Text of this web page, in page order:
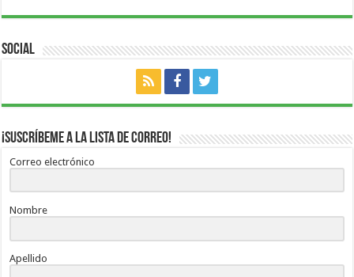
Social
¡Suscríbeme a la lista de correo!
Correo electrónico
Nombre
Apellido